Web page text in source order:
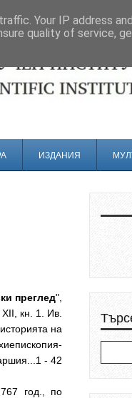
ИЗДАНИЯ
преглед",
кн. 1. Ив.
на
- 42
год., по
Your IP address
quality of service,